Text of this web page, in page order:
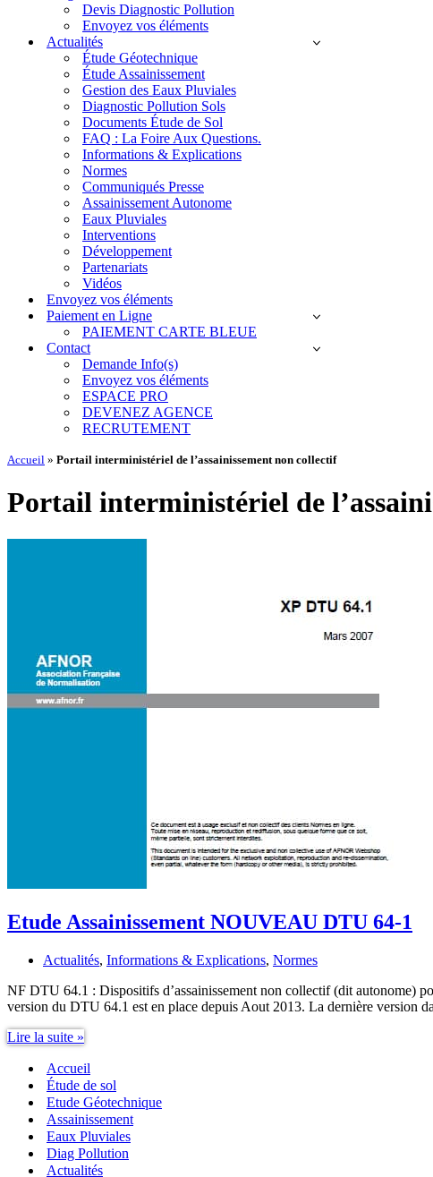
Devis Diagnostic Pollution
Envoyez vos éléments
Actualités
Étude Géotechnique
Étude Assainissement
Gestion des Eaux Pluviales
Diagnostic Pollution Sols
Documents Étude de Sol
FAQ : La Foire Aux Questions.
Informations & Explications
Normes
Communiqués Presse
Assainissement Autonome
Eaux Pluviales
Interventions
Développement
Partenariats
Vidéos
Envoyez vos éléments
Paiement en Ligne
PAIEMENT CARTE BLEUE
Contact
Demande Info(s)
Envoyez vos éléments
ESPACE PRO
DEVENEZ AGENCE
RECRUTEMENT
Accueil » Portail interministériel de l’assainissement non collectif
Portail interministériel de
Etude Assainissement NOUVEAU DTU 64-1
Actualités, Informations & Explications, Normes
NF DTU 64.1 : Dispositifs d’assainissement non collectif (dit autonome)
version du DTU 64.1 est en place depuis Aout 2013. La dernière version
Lire la suite »
NOUVEAU
DTU
64-
1
Accueil
Étude de sol
Etude Géotechnique
Assainissement
Eaux Pluviales
Diag Pollution
Actualités